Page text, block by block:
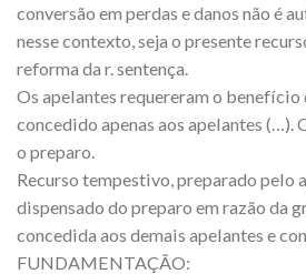
conversão em perdas e danos não é
nesse contexto, seja o presente
reforma da r. sentença.
Os apelantes requereram o
concedido apenas aos apelantes (…).
o preparo.
Recurso tempestivo, preparado pelo
dispensado do preparo em razão da
concedida aos demais apelantes e
FUNDAMENTAÇÃO: